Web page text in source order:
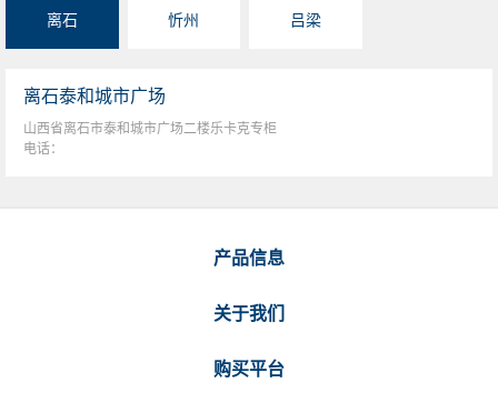
离石 忻州 吕梁
离石泰和城市广场
山西省离石市泰和城市广场二楼乐卡克专柜
电话：
产品信息
关于我们
购买平台